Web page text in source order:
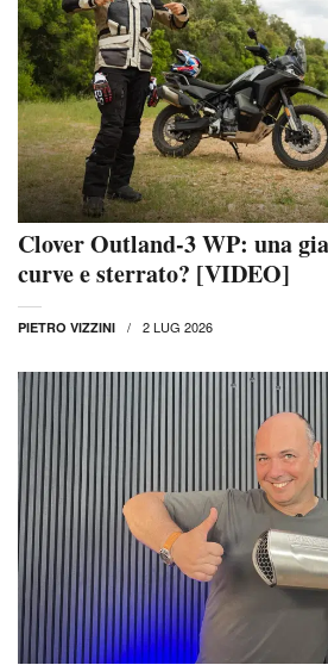
Clover Outland-3 WP: una
curve e sterrato? [VIDEO]
PIETRO VIZZINI 2 LUG 2026